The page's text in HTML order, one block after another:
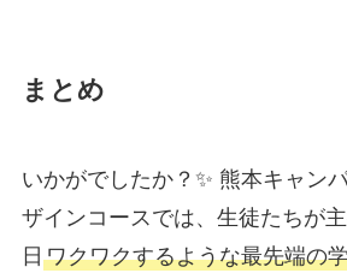
まとめ
いかがでしたか？✨ 熊本キャン
ザインコースでは、生徒たちが
日 ワクワクするような最先端の